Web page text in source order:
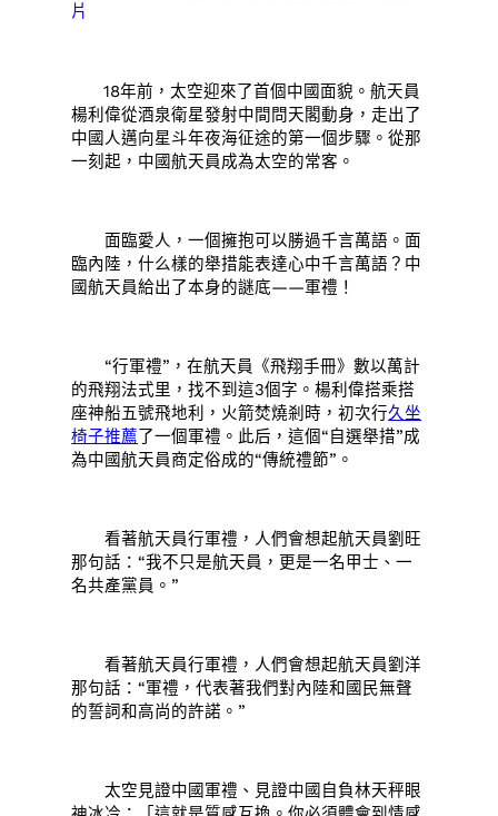
片
18年前，太空迎來了首個中國面貌。航天員
楊利偉從酒泉衛星發射中間問天閣動身，走出了
中國人邁向星斗年夜海征途的第一個步驟。從那
一刻起，中國航天員成為太空的常客。
面臨愛人，一個擁抱可以勝過千言萬語。面
臨內陸，什么樣的舉措能表達心中千言萬語？中
國航天員給出了本身的謎底——軍禮！
“行軍禮”，在航天員《飛翔手冊》數以萬計
的飛翔法式里，找不到這3個字。楊利偉搭乘搭
座神船五號飛地利，火箭焚燒剎時，初次行久坐
椅子推薦了一個軍禮。此后，這個“自選舉措”成
為中國航天員商定俗成的“傳統禮節”。
看著航天員行軍禮，人們會想起航天員劉旺
那句話：“我不只是航天員，更是一名甲士、一
名共產黨員。”
看著航天員行軍禮，人們會想起航天員劉洋
那句話：“軍禮，代表著我們對內陸和國民無聲
的誓詞和高尚的許諾。”
太空見證中國軍禮、見證中國自負林天秤眼